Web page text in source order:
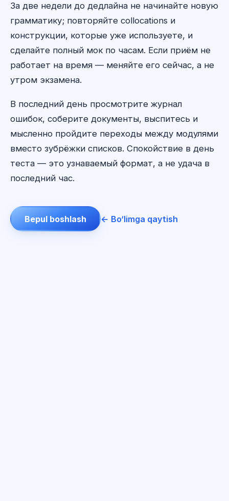
За две недели до дедлайна не начинайте новую
грамматику; повторяйте collocations и
конструкции, которые уже используете, и
сделайте полный мок по часам. Если приём не
работает на время — меняйте его сейчас, а не
утром экзамена.
В последний день просмотрите журнал
ошибок, соберите документы, выспитесь и
мысленно пройдите переходы между модулями
вместо зубрёжки списков. Спокойствие в день
теста — это узнаваемый формат, а не удача в
последний час.
Bepul boshlash ← Bo‘limga qaytish